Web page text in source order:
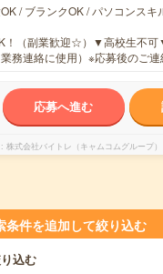
/ ブランクOK / パソコンスキ
！（副業歓迎☆）▼高校生不可
務連絡に使用）※応募後のご
応募へ進む
株式会社バイトレ（キャムコムグループ）
条件を追加して絞り込む
込む